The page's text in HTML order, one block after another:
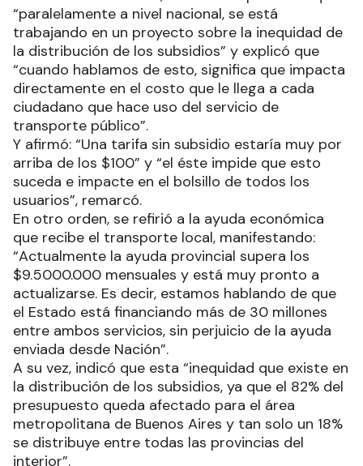
“paralelamente a nivel nacional, se está
trabajando en un proyecto sobre la inequidad de
la distribución de los subsidios” y explicó que
“cuando hablamos de esto, significa que impacta
directamente en el costo que le llega a cada
ciudadano que hace uso del servicio de
transporte público”.
Y afirmó: “Una tarifa sin subsidio estaría muy por
arriba de los $100” y “el éste impide que esto
suceda e impacte en el bolsillo de todos los
usuarios”, remarcó.
En otro orden, se refirió a la ayuda económica
que recibe el transporte local, manifestando:
“Actualmente la ayuda provincial supera los
$9.5000.000 mensuales y está muy pronto a
actualizarse. Es decir, estamos hablando de que
el Estado está financiando más de 30 millones
entre ambos servicios, sin perjuicio de la ayuda
enviada desde Nación”.
A su vez, indicó que esta “inequidad que existe en
la distribución de los subsidios, ya que el 82% del
presupuesto queda afectado para el área
metropolitana de Buenos Aires y tan solo un 18%
se distribuye entre todas las provincias del
interior”.